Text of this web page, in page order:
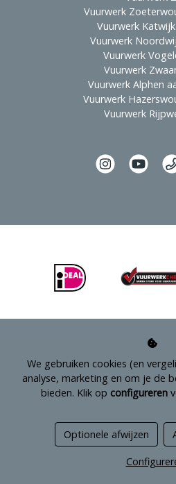
We gebruiken cookies (en
analyse, marketing en om je de
bieden. Klik op configureren
Optionele afwijzen
Vuurwerk
Vuurwerk
Vuurwerk
Vuurwerk
Vuurwerk
Vuurwerk Alphen
Vuurwerk
Vuurwerk